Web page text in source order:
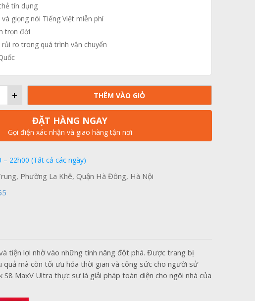
tín dụng
giọng nói Tiếng Việt miễn phí
trọn đời
ro trong quá trình vận chuyển
+ THÊM VÀO GIỎ
ĐẶT HÀNG NGAY
Gọi điện xác nhận và giao hàng tận nơi
– 22h00 (Tất cả các ngày)
Phường La Khê, Quận Hà Đông, Hà Nội
tiện lợi nhờ vào những tính năng đột phá. Được trang bị
quả mà còn tối ưu hóa thời gian và công sức cho người sử
MaxV Ultra thực sự là giải pháp toàn diện cho ngôi nhà của